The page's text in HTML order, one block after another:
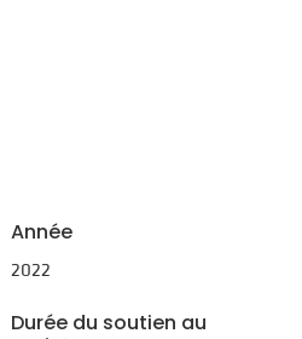
Année
2022
Durée du soutien au